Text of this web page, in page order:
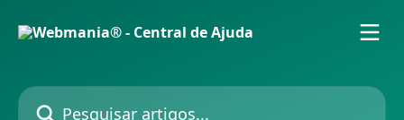
Pesquisar artigos...